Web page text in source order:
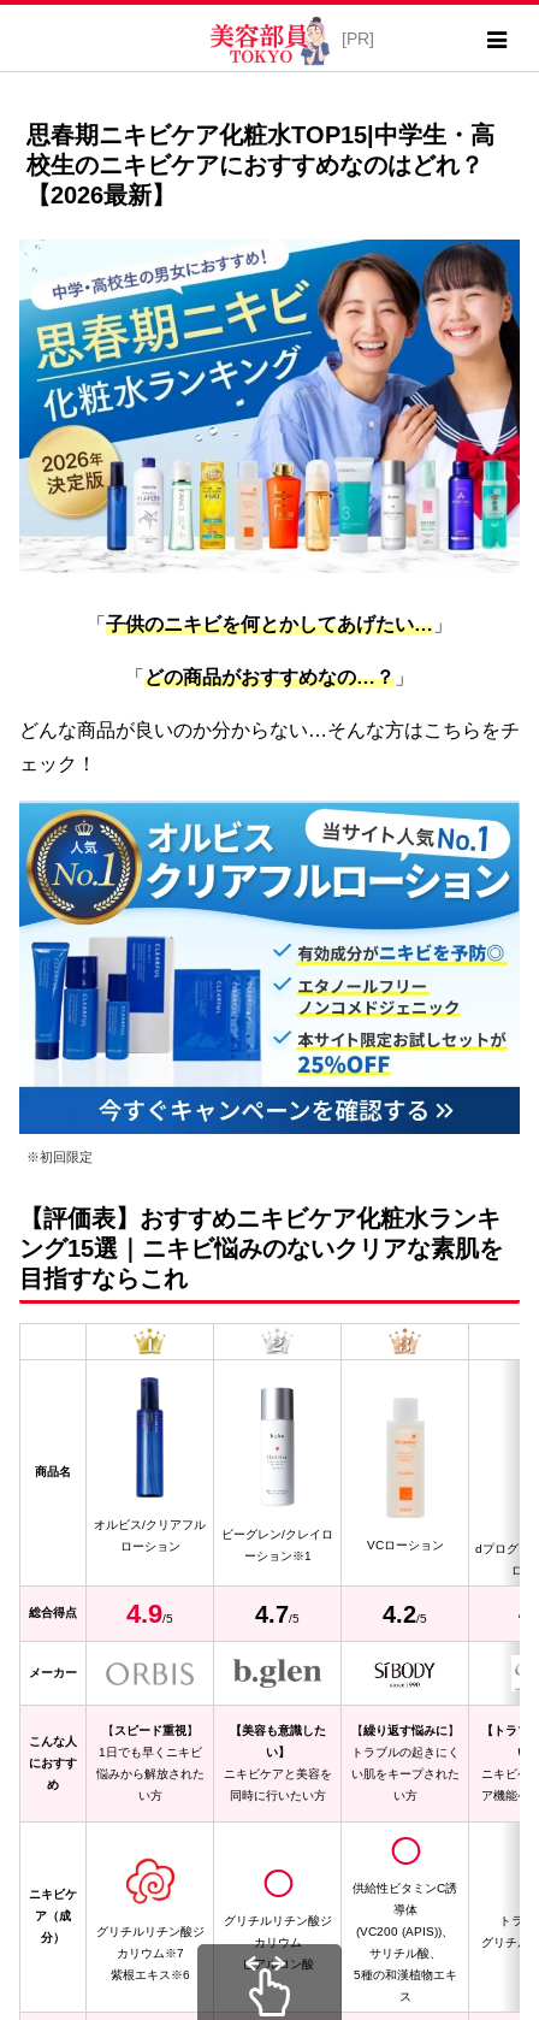
思春期ニキビケア化粧水TOP15|中学生・高
校生のニキビケアにおすすめなのはどれ？
【2026最新】
「 子供のニキビを何とかしてあげたい… 」
「 どの商品がおすすめなの…？ 」
どんな商品が良いのか分からない…そんな方はこちらをチ
ェック！
※初回限定
【評価表】おすすめニキビケア化粧水ランキ
ング15選｜ニキビ悩みのないクリアな素肌を
目指すならこれ
商品名
オルビス/クリアフル
ローション
ビーグレン/クレイロ
ーション※1
VCローション
dプログラ
ロー
総合得点 4.9/5 4.7/5 4.2/5
メーカー
こんな人
におすす
め
【スピード重視】
1日でも早くニキビ
悩みから解放された
い方
【美容も意識した
い】
ニキビケアと美容を
同時に行いたい方
【繰り返す悩みに】
トラブルの起きにく
い肌をキープされた
い方
【トラブ
い
ニキビケ
ア機能ケ
ニキビケ
ア（成
分）
グリチルリチン酸ジ
カリウム※7
紫根エキス※6
◯
グリチルリチン酸ジ
カリウム
ヒアルロン酸
◯
供給性ビタミンC誘
導体
(VC200 (APIS))、
サリチル酸、
5種の和漢植物エキ
ス
トラ
グリチル